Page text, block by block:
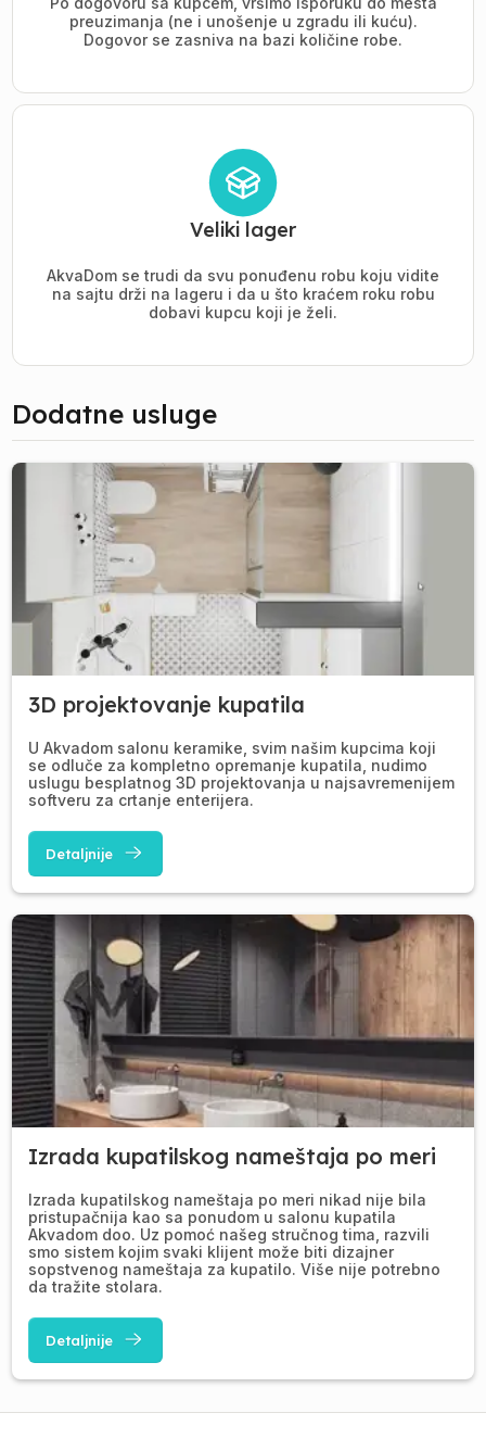
preuzimanja (ne i unošenje u zgradu ili kuću).
Dogovor se zasniva na bazi količine robe.
Veliki lager
AkvaDom se trudi da svu ponuđenu robu koju vidite
na sajtu drži na lageru i da u što kraćem roku robu
dobavi kupcu koji je želi.
Dodatne usluge
3D projektovanje kupatila
U Akvadom salonu keramike, svim našim kupcima koji
se odluče za kompletno opremanje kupatila, nudimo
uslugu besplatnog 3D projektovanja u najsavremenijem
softveru za crtanje enterijera.
Detaljnije
Izrada kupatilskog nameštaja po meri
Izrada kupatilskog nameštaja po meri nikad nije bila
pristupačnija kao sa ponudom u salonu kupatila
Akvadom doo. Uz pomoć našeg stručnog tima, razvili
smo sistem kojim svaki klijent može biti dizajner
sopstvenog nameštaja za kupatilo. Više nije potrebno
da tražite stolara.
Detaljnije